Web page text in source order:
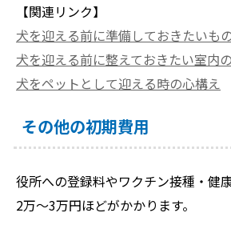
【関連リンク】
犬を迎える前に準備しておきたいも
犬を迎える前に整えておきたい室内
犬をペットとして迎える時の心構え
その他の初期費用
役所への登録料やワクチン接種・健
2万～3万円ほどがかかります。